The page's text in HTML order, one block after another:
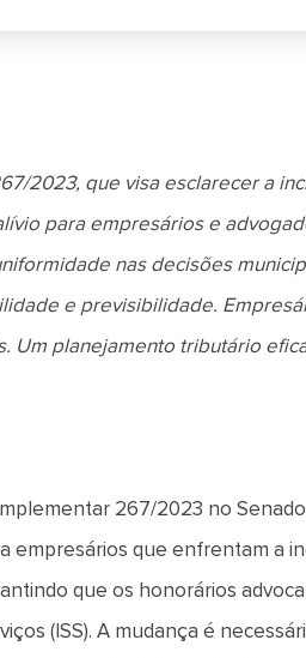
2023, que visa esclarecer a
para empresários e
nas decisões
e previsibilidade.
Um planejamento tributário
267/2023 no
empresários que enfrentam a
que os honorários
(ISS). A mudança é